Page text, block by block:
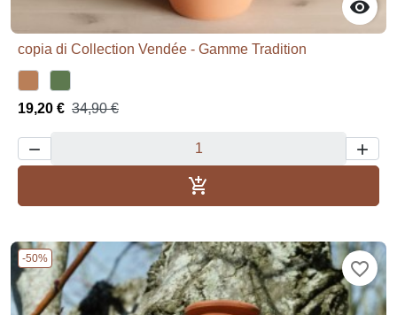

copia di Collection Vendée - Gamme Tradition
19,20 € 34,90 €
 

-50%
favorite_border